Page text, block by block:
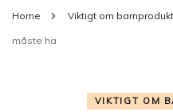
Home Viktigt om
måste ha
VIKTIGT OM